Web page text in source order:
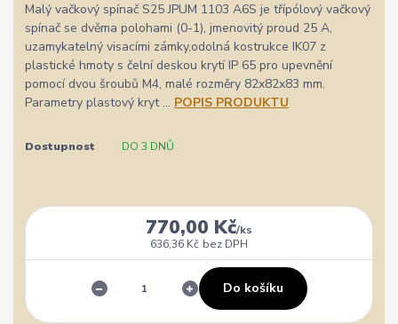
Malý vačkový spínač S25 JPUM 1103 A6S je třípólový vačkový
spínač se dvěma polohami (0-1), jmenovitý proud 25 A,
uzamykatelný visacími zámky,odolná kostrukce IK07 z
plastické hmoty s čelní deskou krytí IP 65 pro upevnění
pomocí dvou šroubů M4, malé rozměry 82x82x83 mm.
Parametry plastový kryt ... POPIS PRODUKTU
Dostupnost DO 3 DNŮ
770,00 Kč/ks
636,36 Kč bez DPH
Do košíku